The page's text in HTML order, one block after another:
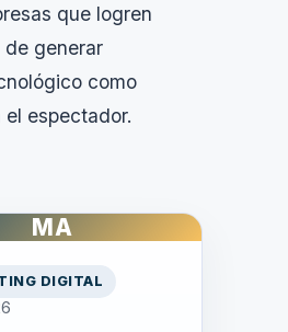
que logren
generar
como
espectador.
MA
DIGITAL